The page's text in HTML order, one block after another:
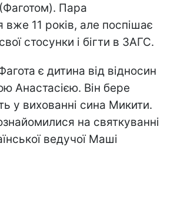
Пара
вже 11 років, але поспішає
стосунки і бігти в ЗАГС.
є дитина від відносин
Анастасією. Він бере
у вихованні сина Микити.
на святкуванні
ведучої Маші